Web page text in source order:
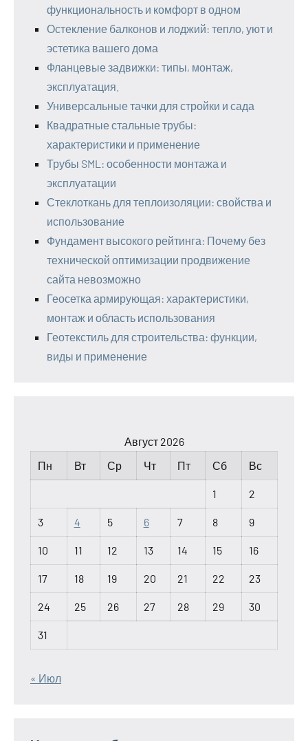
функциональность и комфорт в одном
Остекление балконов и лоджий: тепло, уют и
эстетика вашего дома
Фланцевые задвижки: типы, монтаж,
эксплуатация.
Универсальные тачки для стройки и сада
Квадратные стальные трубы:
характеристики и применение
Трубы SML: особенности монтажа и
эксплуатации
Стеклоткань для теплоизоляции: свойства и
использование
Фундамент высокого рейтинга: Почему без
технической оптимизации продвижение
сайта невозможно
Геосетка армирующая: характеристики,
монтаж и область использования
Геотекстиль для строительства: функции,
виды и применение
Август 2026
Пн
Вт Ср Чт Пт Сб Вс
1 2
3 4 5 6 7 8 9
10 11 12 13 14 15 16
17 18 19 20 21 22 23
24 25 26 27 28 29 30
31
« Июл